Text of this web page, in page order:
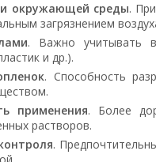
и окружающей среды.
загрязнением
. Важно учитывать
и др.).
. Способность
применения. Более
растворов.
.